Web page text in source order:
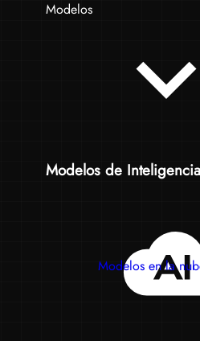
Modelos
Modelos de
Modelos en la